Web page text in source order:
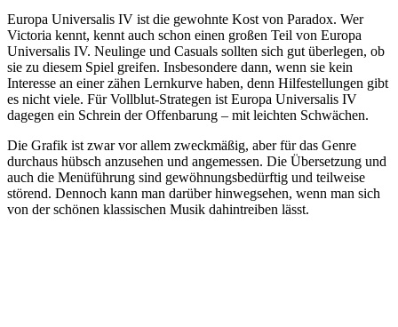
Europa Universalis IV ist die gewohnte Kost von Paradox. Wer
Victoria kennt, kennt auch schon einen großen Teil von Europa
Universalis IV. Neulinge und Casuals sollten sich gut überlegen, ob
sie zu diesem Spiel greifen. Insbesondere dann, wenn sie kein
Interesse an einer zähen Lernkurve haben, denn Hilfestellungen gibt
es nicht viele. Für Vollblut-Strategen ist Europa Universalis IV
dagegen ein Schrein der Offenbarung – mit leichten Schwächen.
Die Grafik ist zwar vor allem zweckmäßig, aber für das Genre
durchaus hübsch anzusehen und angemessen. Die Übersetzung und
auch die Menüführung sind gewöhnungsbedürftig und teilweise
störend. Dennoch kann man darüber hinwegsehen, wenn man sich
von der schönen klassischen Musik dahintreiben lässt.